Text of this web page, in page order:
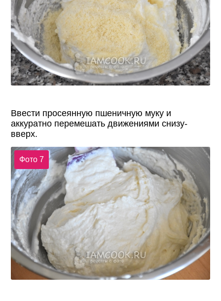
Ввести просеянную пшеничную муку и
аккуратно перемешать движениями снизу-
вверх.
Фото 7